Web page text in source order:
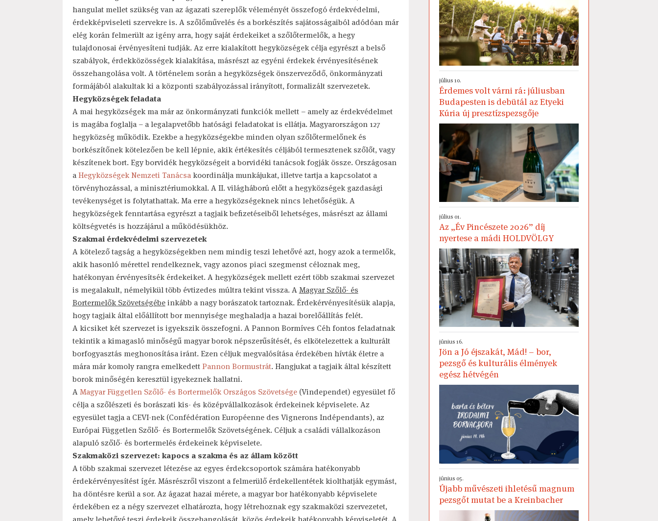
hangulat mellet szükség van az ágazati szereplők véleményét összefogó érdekvédelmi,
érdekképviseleti szervekre is. A szőlőművelés és a borkészítés sajátosságaiból adódóan már
elég korán felmerült az igény arra, hogy saját érdekeiket a szőlőtermelők, a hegy
tulajdonosai érvényesíteni tudják. Az erre kialakított hegyközségek célja egyrészt a belső
szabályok, érdekközösségek kialakítása, másrészt az egyéni érdekek érvényesítésének
összehangolása volt. A történelem során a hegyközségek önszerveződő, önkormányzati
formájából alakultak ki a központi szabályozással irányított, formalizált szervezetek.
Hegyközségek feladata
A mai hegyközségek ma már az önkormányzati funkciók mellett – amely az érdekvédelmet
is magába foglalja – a legalapvetőbb hatósági feladatokat is ellátja. Magyarországon 127
hegyközség működik. Ezekbe a hegyközségekbe minden olyan szőlőtermelőnek és
borkészítőnek kötelezően be kell lépnie, akik értékesítés céljából termesztenek szőlőt, vagy
készítenek bort. Egy borvidék hegyközségeit a borvidéki tanácsok fogják össze. Országosan
aHegyközségek Nemzeti Tanácsakoordinálja munkájukat, illetve tartja a kapcsolatot a
törvényhozással, a minisztériumokkal. A II. világháború előtt a hegyközségek gazdasági
tevékenységet is folytathattak. Ma erre a hegyközségeknek nincs lehetőségük. A
hegyközségek fenntartása egyrészt a tagjaik befizetéseiből lehetséges, másrészt az állami
költségvetés is hozzájárul a működésükhöz.
Szakmai érdekvédelmi szervezetek
A kötelező tagság a hegyközségekben nem mindig teszi lehetővé azt, hogy azok a termelők,
akik hasonló mérettel rendelkeznek, vagy azonos piaci szegmenst céloznak meg,
hatékonyan érvényesítsék érdekeiket. A hegyközségek mellett ezért több szakmai szervezet
is megalakult, némelyikül több évtizedes múltra tekint vissza. AMagyar Szőlő- és
Bortermelők Szövetségébeinkább a nagy borászatok tartoznak. Érdekérvényesítésük alapja,
hogy tagjaik által előállított bor mennyisége meghaladja a hazai borelőállítás felét.
A kicsiket két szervezet is igyekszik összefogni. A Pannon Bormíves Céh fontos feladatnak
tekintik a kimagasló minőségű magyar borok népszerűsítését, és elkötelezettek a kulturált
borfogyasztás meghonosítása iránt. Ezen céljuk megvalósítása érdekében hívták életre a
mára már komoly rangra emelkedettPannon Bormustrát. Hangjukat a tagjaik által készített
borok minőségén keresztül igyekeznek hallatni.
AMagyar Független Szőlő- és Bortermelők Országos Szövetsége(Vindependet) egyesület fő
célja a szőlészeti és borászati kis- és középvállalkozások érdekeinek képviselete. Az
egyesület tagja a CEVI-nek (Confédération Européenne des Vignerons Indépendants), az
Európai Független Szőlő- és Bortermelők Szövetségének. Céljuk a családi vállalkozáson
alapuló szőlő- és bortermelés érdekeinek képviselete.
Szakmaközi szervezet: kapocs a szakma és az állam között
A több szakmai szervezet létezése az egyes érdekcsoportok számára hatékonyabb
érdekérvényesítést ígér. Másrészről viszont a felmerülő érdekellentétek kiolthatják egymást,
ha döntésre kerül a sor. Az ágazat hazai mérete, a magyar bor hatékonyabb képviselete
érdekében ez a négy szervezet elhatározta, hogy létrehoznak egy szakmaközi szervezetet,
július 10.
Érdemes volt várni rá: júliusban
Budapesten is debütál az Etyeki
Kúria új presztízspezsgője
július 01.
Az „Év Pincészete 2026” díj
nyertese a mádi HOLDVÖLGY
június 16.
Jön a Jó éjszakát, Mád! – bor,
pezsgő és kulturális élmények
egész hétvégén
június 05.
Újabb művészeti ihletésű magnum
pezsgőt mutat be a Kreinbacher